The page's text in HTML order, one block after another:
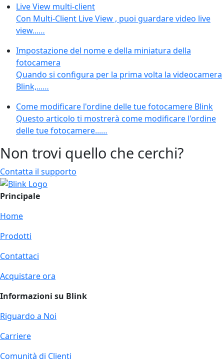
Live View multi-client
Con Multi-Client Live View , puoi guardare video live
view...…
Impostazione del nome e della miniatura della
fotocamera
Quando si configura per la prima volta la videocamera
Blink,...…
Come modificare l'ordine delle tue fotocamere Blink
Questo articolo ti mostrerà come modificare l'ordine
delle tue fotocamere...…
Non trovi quello che cerchi?
Contatta il supporto
Principale
Home
Prodotti
Contattaci
Acquistare ora
Informazioni su Blink
Riguardo a Noi
Carriere
Comunità di Clienti